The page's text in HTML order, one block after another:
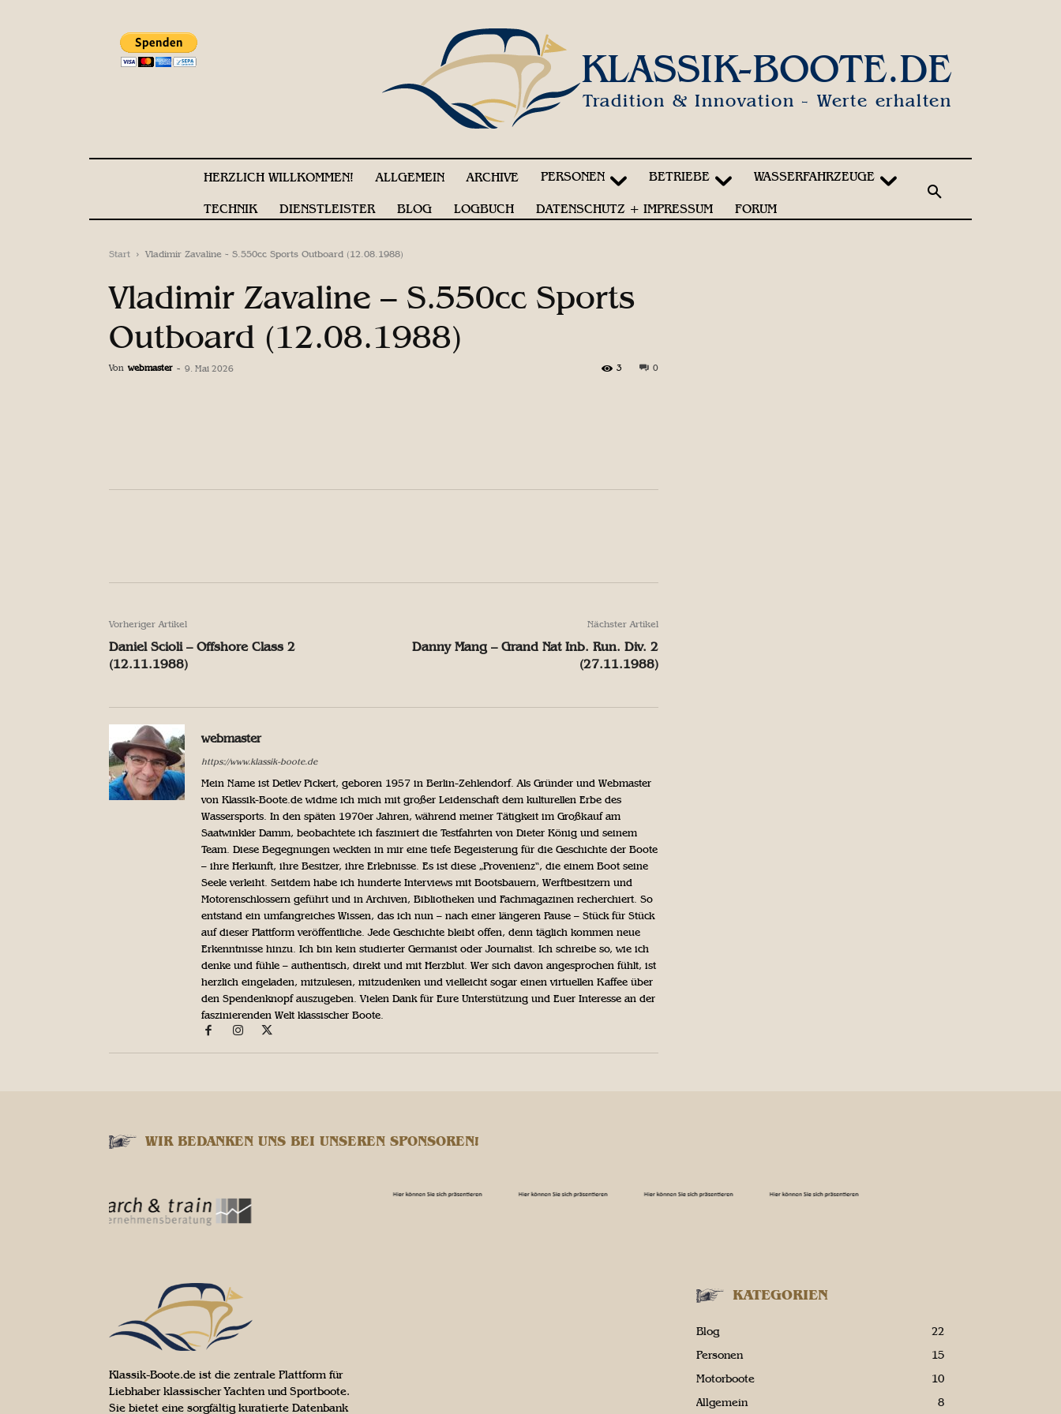
KLASSIK-BOOTE.DE
Tradition & Innovation - Werte erhalten
HERZLICH WILLKOMMEN! ALLGEMEIN ARCHIVE PERSONEN BETRIEBE WASSERFAHRZEUGE
TECHNIK DIENSTLEISTER BLOG LOGBUCH DATENSCHUTZ + IMPRESSUM FORUM
Start Vladimir Zavaline - S.550cc Sports Outboard (12.08.1988)
Vladimir Zavaline – S.550cc Sports
Outboard (12.08.1988)
Von webmaster - 9. Mai 2026 0
3
Vorheriger Artikel
Daniel Scioli – Offshore Class 2
(12.11.1988)
Nächster Artikel
Danny Mang – Grand Nat Inb. Run. Div. 2
(27.11.1988)
webmaster
https://www.klassik-boote.de
Mein Name ist Detlev Pickert, geboren 1957 in Berlin-Zehlendorf. Als Gründer und Webmaster
von Klassik-Boote.de widme ich mich mit großer Leidenschaft dem kulturellen Erbe des
Wassersports. In den späten 1970er Jahren, während meiner Tätigkeit im Großkauf am
Saatwinkler Damm, beobachtete ich fasziniert die Testfahrten von Dieter König und seinem
Team. Diese Begegnungen weckten in mir eine tiefe Begeisterung für die Geschichte der Boote
– ihre Herkunft, ihre Besitzer, ihre Erlebnisse. Es ist diese „Provenienz“, die einem Boot seine
Seele verleiht. Seitdem habe ich hunderte Interviews mit Bootsbauern, Werftbesitzern und
Motorenschlossern geführt und in Archiven, Bibliotheken und Fachmagazinen recherchiert. So
entstand ein umfangreiches Wissen, das ich nun – nach einer längeren Pause – Stück für Stück
auf dieser Plattform veröffentliche. Jede Geschichte bleibt offen, denn täglich kommen neue
Erkenntnisse hinzu. Ich bin kein studierter Germanist oder Journalist. Ich schreibe so, wie ich
denke und fühle – authentisch, direkt und mit Herzblut. Wer sich davon angesprochen fühlt, ist
herzlich eingeladen, mitzulesen, mitzudenken und vielleicht sogar einen virtuellen Kaffee über
den Spendenknopf auszugeben. Vielen Dank für Eure Unterstützung und Euer Interesse an der
faszinierenden Welt klassischer Boote.
WIR BEDANKEN UNS BEI UNSEREN SPONSOREN!
Klassik-Boote.de ist die zentrale Plattform für
Liebhaber klassischer Yachten und Sportboote.
Sie bietet eine sorgfältig kuratierte Datenbank
KATEGORIEN
Blog
22
Personen
15
Motorboote
10
Allgemein
8